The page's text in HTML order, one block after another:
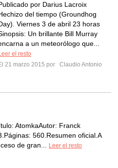
por Darius Lacroix
del tiempo (Groundhog
Viernes 3 de abril 23 horas
Un brillante Bill Murray
a un meteorólogo que...
el resto
21 marzo 2015 por
Claudio Antonio
AtomkaAutor: Franck
560.Resumen oficial.A
de gran...
Leer el resto